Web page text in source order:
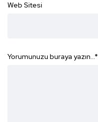
Web Sitesi
Yorumunuzu buraya yazın...*